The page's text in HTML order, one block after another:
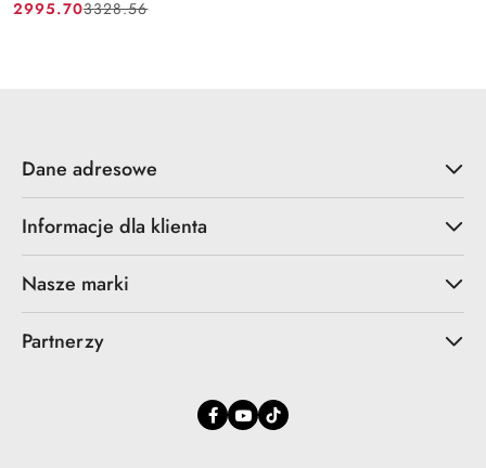
Cena
2995.70
Cena
3328.56
Dane adresowe
Informacje dla klienta
Nasze marki
Partnerzy